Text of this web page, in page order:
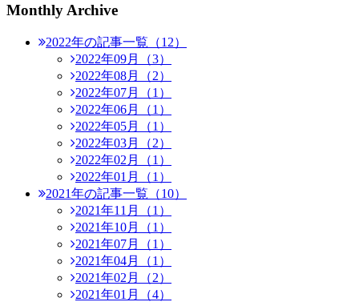
Monthly Archive
2022年の記事一覧（12）
2022年09月（3）
2022年08月（2）
2022年07月（1）
2022年06月（1）
2022年05月（1）
2022年03月（2）
2022年02月（1）
2022年01月（1）
2021年の記事一覧（10）
2021年11月（1）
2021年10月（1）
2021年07月（1）
2021年04月（1）
2021年02月（2）
2021年01月（4）